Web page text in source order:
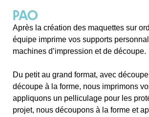
PAO
Après la création des maquettes sur
équipe imprime vos supports
machines d’impression et de découpe.
Du petit au grand format, avec
découpe à la forme, nous imprimons
appliquons un pelliculage pour les
projet, nous découpons à la forme et